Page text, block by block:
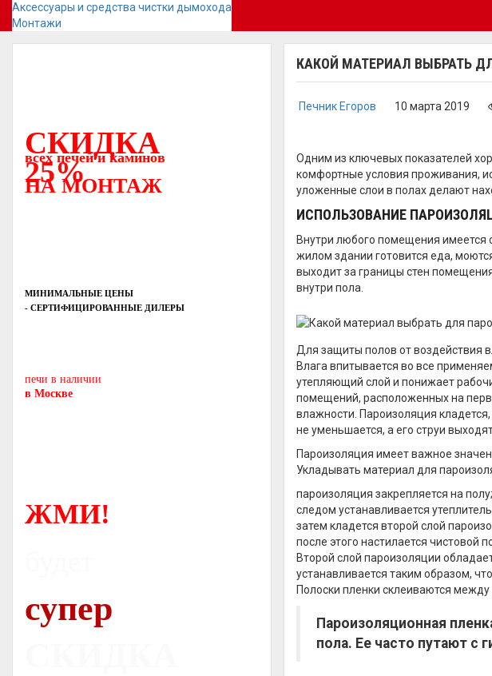
Аксессуары и средства чистки дымохода
Монтажи
СКИДКА
всех печей и каминов
25%
НА МОНТАЖ
МИНИМАЛЬНЫЕ ЦЕНЫ
- СЕРТИФИЦИРОВАННЫЕ ДИЛЕРЫ
печи в наличии
в Москве
ЖМИ!
супер
КАКОЙ МАТЕРИАЛ ВЫБРАТЬ
Печник Егоров 10 марта 2019
Одним из ключевых показателей
комфортные условия проживания,
уложенные слои в полах делают
ИСПОЛЬЗОВАНИЕ
Внутри любого помещения имеется
жилом здании готовится еда,
выходит за границы стен
внутри пола.
Для защиты полов от воздействия
Влага впитывается во все
утепляющий слой и понижает
помещений, расположенных на
влажности. Пароизоляция
не уменьшается, а его струи
Пароизоляция имеет важное
Укладывать материал для
пароизоляция закрепляется на полу;
следом устанавливается
затем кладется второй слой
после этого настилается чистовой
Второй слой пароизоляции
устанавливается таким образом,
Полоски пленки склеиваются
Пароизоляционная
пола. Ее часто путают с